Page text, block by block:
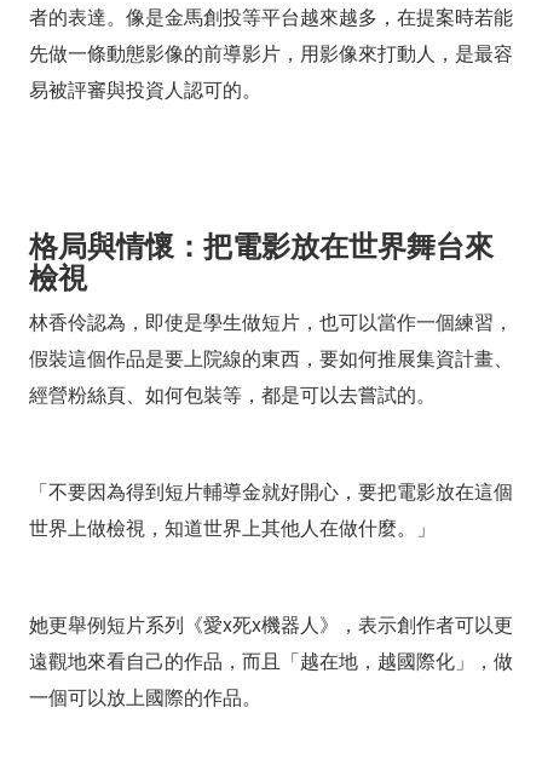
者的表達。像是金馬創投等平台越來越多，在提案時若能
先做一條動態影像的前導影片，用影像來打動人，是最容
易被評審與投資人認可的。
格局與情懷：把電影放在世界舞台來
檢視
林香伶認為，即使是學生做短片，也可以當作一個練習，
假裝這個作品是要上院線的東西，要如何推展集資計畫、
經營粉絲頁、如何包裝等，都是可以去嘗試的。
「不要因為得到短片輔導金就好開心，要把電影放在這個
世界上做檢視，知道世界上其他人在做什麼。」
她更舉例短片系列《愛x死x機器人》，表示創作者可以更
遠觀地來看自己的作品，而且「越在地，越國際化」，做
一個可以放上國際的作品。